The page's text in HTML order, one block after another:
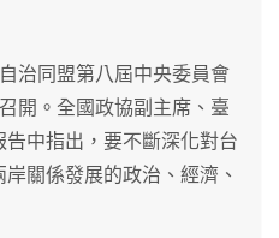
治同盟第八屆中央委員會
開。全國政協副主席、臺
中指出，要不斷深化對台
關係發展的政治、經濟、